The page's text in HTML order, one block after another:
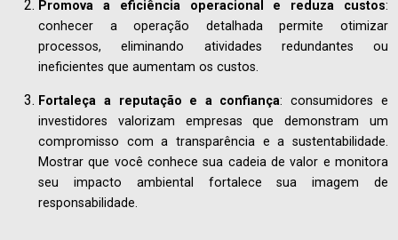
Promova a eficiência operacional e reduza custos:
conhecer a operação detalhada permite otimizar
processos, eliminando atividades redundantes ou
ineficientes que aumentam os custos.
Fortaleça a reputação e a confiança: consumidores e
investidores valorizam empresas que demonstram um
compromisso com a transparência e a sustentabilidade.
Mostrar que você conhece sua cadeia de valor e monitora
seu impacto ambiental fortalece sua imagem de
responsabilidade.